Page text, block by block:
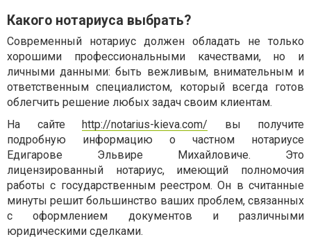
Какого нотариуса выбрать?
Современный нотариус должен обладать не только
хорошими профессиональными качествами, но и
личными данными: быть вежливым, внимательным и
ответственным специалистом, который всегда готов
облегчить решение любых задач своим клиентам.
На сайте
http://notarius-kieva.com/ вы получите
подробную информацию о частном нотариусе
Едигарове Эльвире Михайловиче. Это
лицензированный нотариус, имеющий полномочия
работы с государственным реестром. Он в считанные
минуты решит большинство ваших проблем, связанных
с оформлением документов и различными
юридическими сделками.